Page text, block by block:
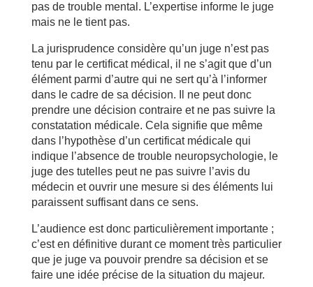
pas de trouble mental. L’expertise informe le juge
mais ne le tient pas.
La jurisprudence considère qu’un juge n’est pas
tenu par le certificat médical, il ne s’agit que d’un
élément parmi d’autre qui ne sert qu’à l’informer
dans le cadre de sa décision. Il ne peut donc
prendre une décision contraire et ne pas suivre la
constatation médicale. Cela signifie que même
dans l’hypothèse d’un certificat médicale qui
indique l’absence de trouble neuropsychologie, le
juge des tutelles peut ne pas suivre l’avis du
médecin et ouvrir une mesure si des éléments lui
paraissent suffisant dans ce sens.
L’audience est donc particulièrement importante ;
c’est en définitive durant ce moment très particulier
que je juge va pouvoir prendre sa décision et se
faire une idée précise de la situation du majeur.